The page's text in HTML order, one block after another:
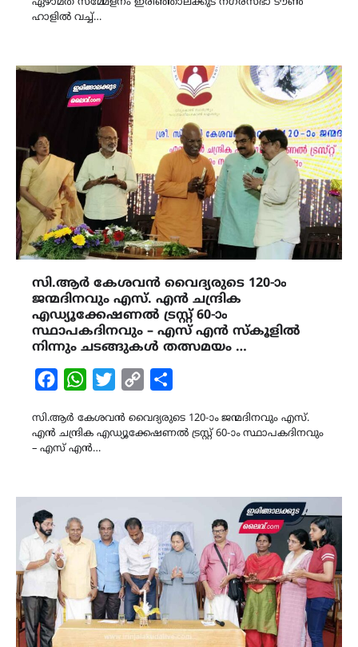
ഏഴാമത് സമ്മേളനം ഇരിഞ്ഞാലക്കുട നഗരസഭാ ടൗൺ
ഹാളിൽ വച്ച്…
സി.ആർ കേശവൻ വൈദ്യരുടെ 120-ാം
ജന്മദിനവും എസ്. എൻ ചന്ദ്രിക
എഡ്യൂക്കേഷണൽ ട്രസ്റ്റ് 60-ാം
സ്ഥാപകദിനവും – എസ് എൻ സ്കൂളിൽ
നിന്നും ചടങ്ങുകൾ തത്സമയം …
FacebookWhatsAppTwitterCopy
സി.ആർ കേശവൻ വൈദ്യരുടെ 120-ാം ജന്മദിനവും എസ്.
എൻ ചന്ദ്രിക എഡ്യൂക്കേഷണൽ ട്രസ്റ്റ് 60-ാം സ്ഥാപകദിനവും
– എസ് എൻ…